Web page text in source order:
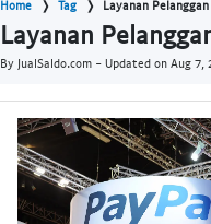
Home Tag Layanan
Layanan
By JualSaldo.com - Updated on Aug 7,